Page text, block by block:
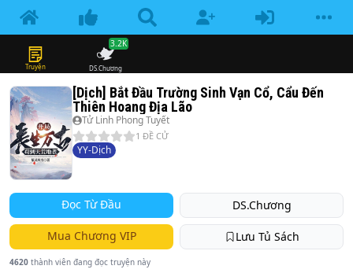
Truyện DS.Chương
3.2K
[Dịch] Bắt Đầu Trường Sinh Vạn Cổ, Cẩu Đến
Thiên Hoang Địa Lão
Tử Linh Phong Tuyết
1 ĐỀ CỬ
YY-Dịch
Đọc Từ Đầu DS.Chương
Mua Chương VIP Lưu Tủ Sách
4620 thành viên đang đọc truyện này